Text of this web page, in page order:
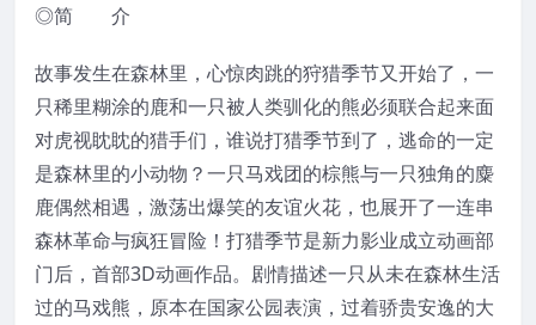
◎简 介
故事发生在森林里，心惊肉跳的狩猎季节又开始了，一
只稀里糊涂的鹿和一只被人类驯化的熊必须联合起来面
对虎视眈眈的猎手们，谁说打猎季节到了，逃命的一定
是森林里的小动物？一只马戏团的棕熊与一只独角的麋
鹿偶然相遇，激荡出爆笑的友谊火花，也展开了一连串
森林革命与疯狂冒险！打猎季节是新力影业成立动画部
门后，首部3D动画作品。剧情描述一只从未在森林生活
过的马戏熊，原本在国家公园表演，过着骄贵安逸的大